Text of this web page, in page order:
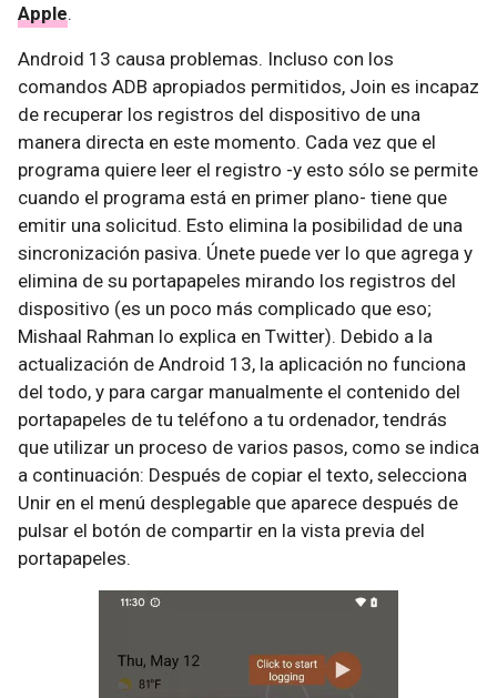
Apple.
Android 13 causa problemas. Incluso con los
comandos ADB apropiados permitidos, Join es incapaz
de recuperar los registros del dispositivo de una
manera directa en este momento. Cada vez que el
programa quiere leer el registro -y esto sólo se permite
cuando el programa está en primer plano- tiene que
emitir una solicitud. Esto elimina la posibilidad de una
sincronización pasiva. Únete puede ver lo que agrega y
elimina de su portapapeles mirando los registros del
dispositivo (es un poco más complicado que eso;
Mishaal Rahman lo explica en Twitter). Debido a la
actualización de Android 13, la aplicación no funciona
del todo, y para cargar manualmente el contenido del
portapapeles de tu teléfono a tu ordenador, tendrás
que utilizar un proceso de varios pasos, como se indica
a continuación: Después de copiar el texto, selecciona
Unir en el menú desplegable que aparece después de
pulsar el botón de compartir en la vista previa del
portapapeles.